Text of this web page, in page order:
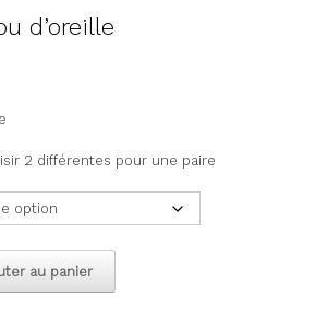
d’oreille
2 différentes pour une paire
au panier